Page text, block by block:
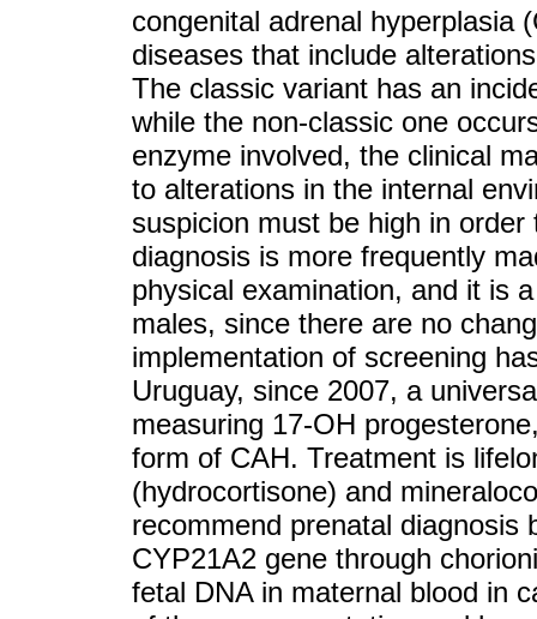
congenital adrenal hyperplasia
diseases that include
The classic variant has an
while the non-classic one
enzyme involved, the clinical
to alterations in the internal
suspicion must be high in
diagnosis is more frequently
physical examination, and it is
males, since there are no
implementation of screening
Uruguay, since 2007, a
measuring 17-OH
form of CAH. Treatment is
(hydrocortisone) and
recommend prenatal diagnosis
CYP21A2 gene through
fetal DNA in maternal blood in